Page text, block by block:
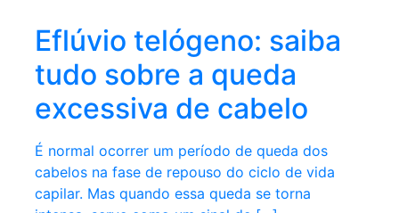
Eflúvio telógeno: saiba
tudo sobre a queda
excessiva de cabelo
É normal ocorrer um período de queda dos
cabelos na fase de repouso do ciclo de vida
capilar. Mas quando essa queda se torna